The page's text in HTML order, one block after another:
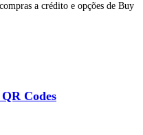
a crédito e opções de Buy
Codes